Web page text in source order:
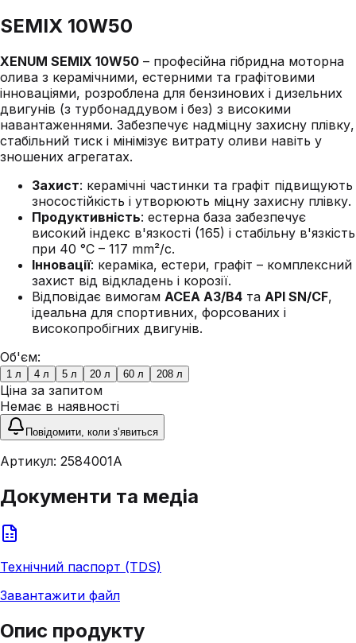
SEMIX 10W50
XENUM SEMIX 10W50 – професійна гібридна моторна
олива з керамічними, естерними та графітовими
інноваціями, розроблена для бензинових і дизельних
двигунів (з турбонаддувом і без) з високими
навантаженнями. Забезпечує надміцну захисну плівку,
стабільний тиск і мінімізує витрату оливи навіть у
зношених агрегатах.
Захист: керамічні частинки та графіт підвищують
зносостійкість і утворюють міцну захисну плівку.
Продуктивність: естерна база забезпечує
високий індекс в'язкості (165) і стабільну в'язкість
при 40 °C – 117 mm²/с.
Інновації: кераміка, естери, графіт – комплексний
захист від відкладень і корозії.
Відповідає вимогам ACEA A3/B4 та API SN/CF,
ідеальна для спортивних, форсованих і
високопробігних двигунів.
Об'єм:
1 л 4 л 5 л 20 л 60 л 208 л
Ціна за запитом
Немає в наявності
Повідомити, коли з’явиться
Артикул: 2584001A
Документи та медіа
Технічний паспорт (TDS)
Завантажити файл
Опис продукту